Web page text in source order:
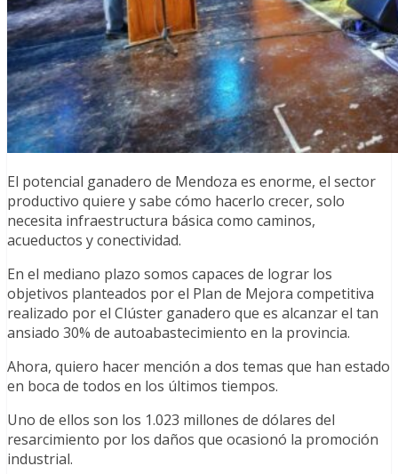
El potencial ganadero de Mendoza es enorme, el sector
productivo quiere y sabe cómo hacerlo crecer, solo
necesita infraestructura básica como caminos,
acueductos y conectividad.
En el mediano plazo somos capaces de lograr los
objetivos planteados por el Plan de Mejora competitiva
realizado por el Clúster ganadero que es alcanzar el tan
ansiado 30% de autoabastecimiento en la provincia.
Ahora, quiero hacer mención a dos temas que han estado
en boca de todos en los últimos tiempos.
Uno de ellos son los 1.023 millones de dólares del
resarcimiento por los daños que ocasionó la promoción
industrial.